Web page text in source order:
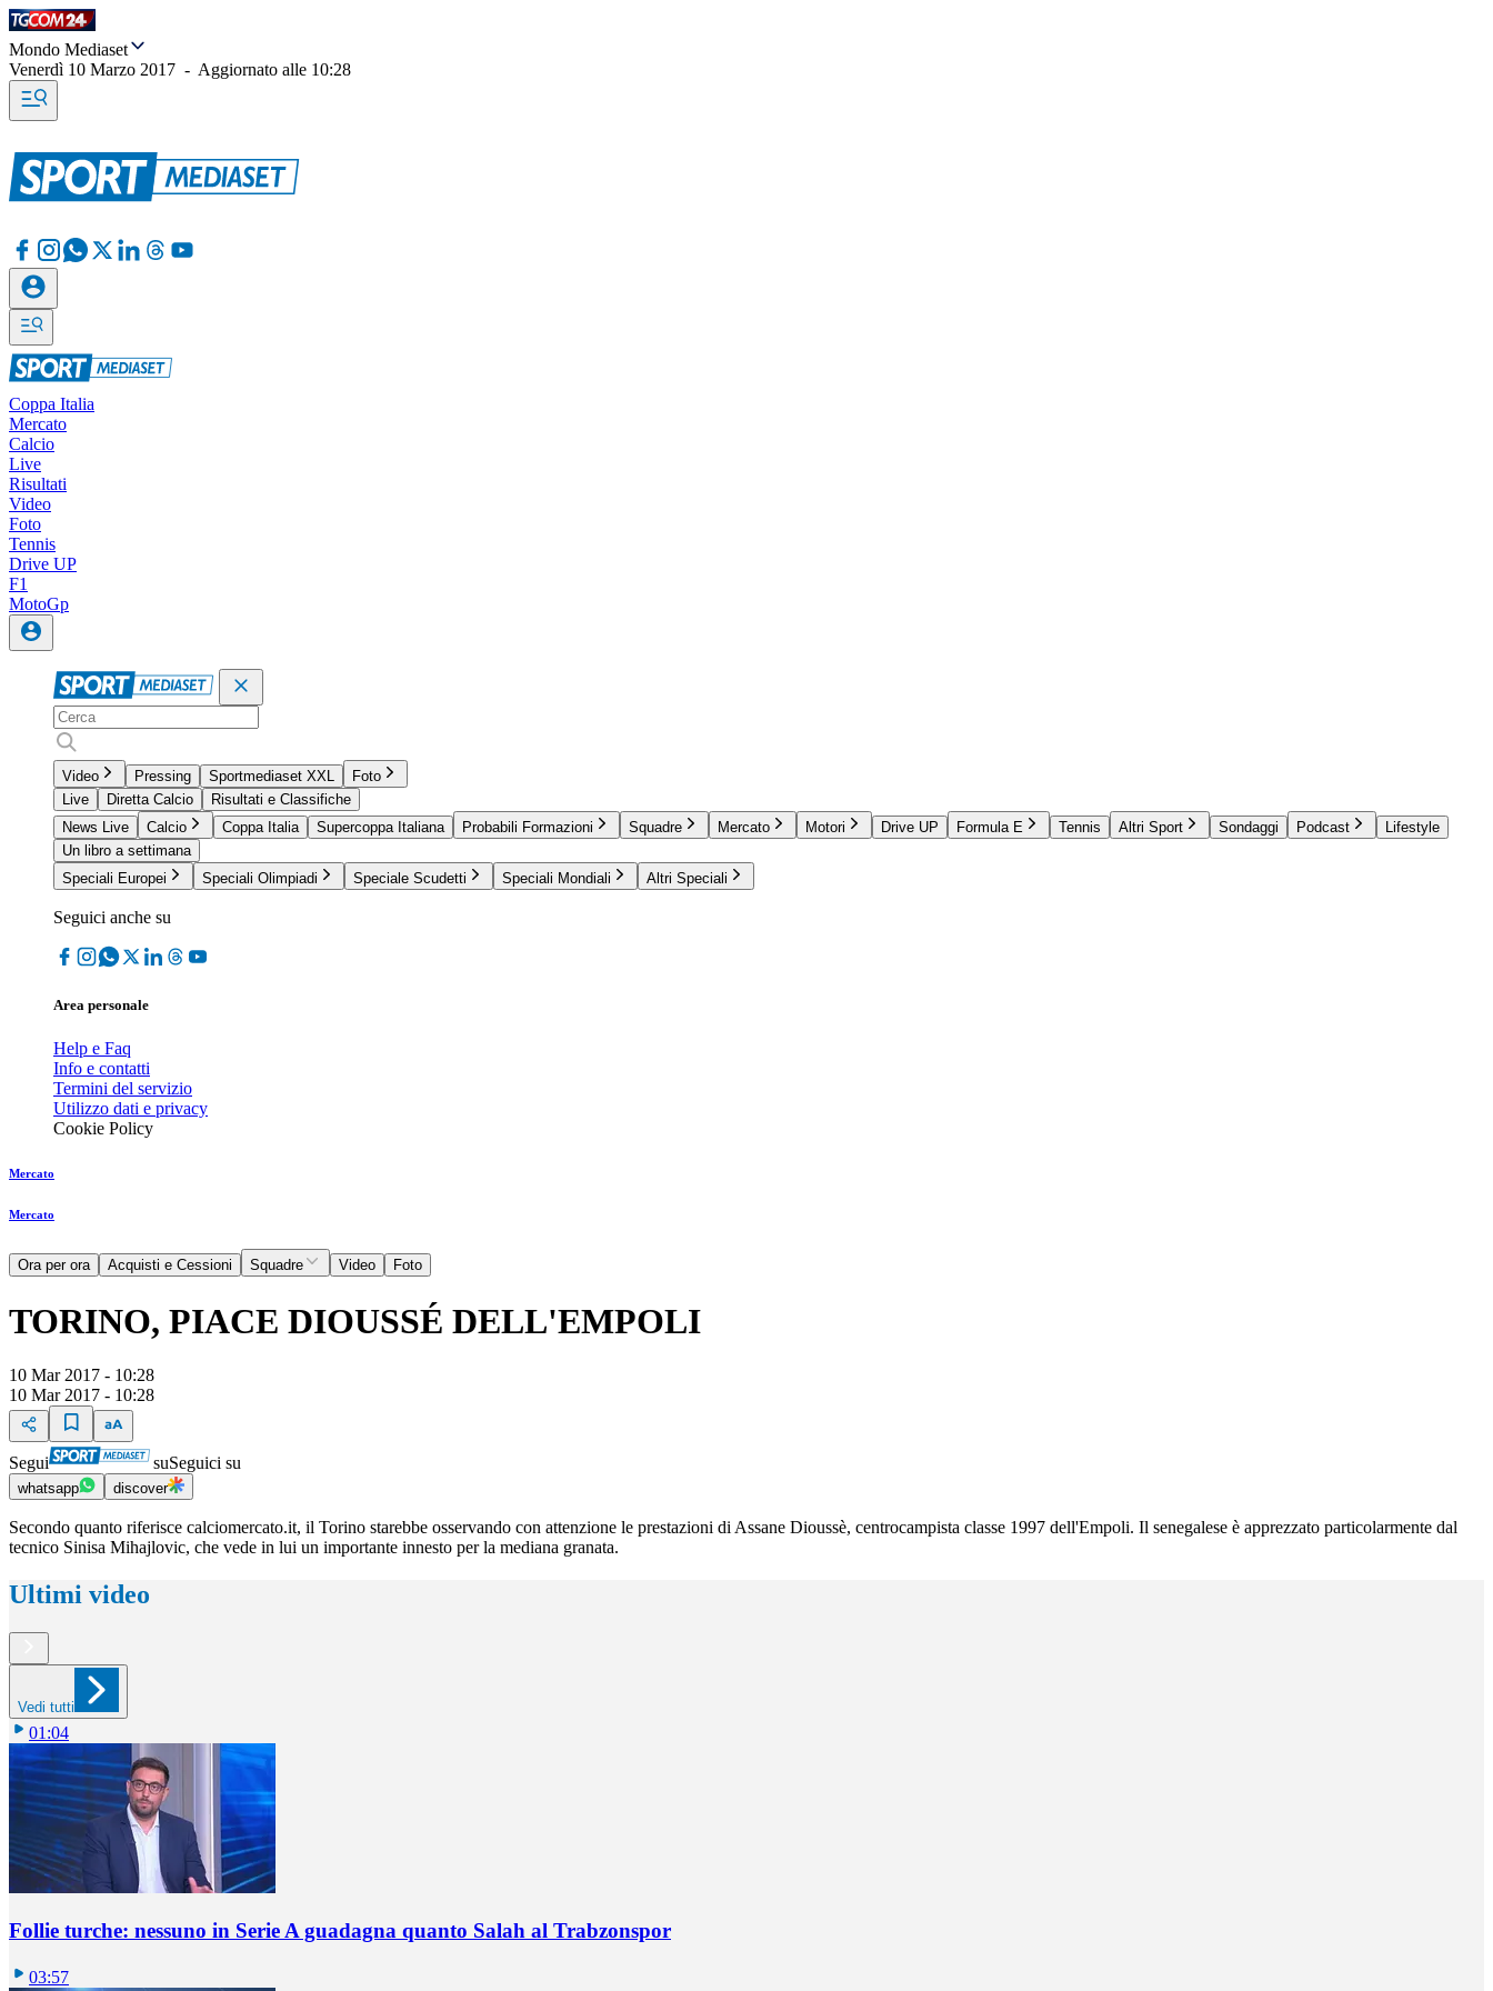
Mondo Mediaset
Venerdì 10 Marzo 2017 - Aggiornato alle 10:28
Coppa Italia
Mercato
Calcio
Live
Risultati
Video
Foto
Tennis
Drive UP
F1
MotoGp
Video Pressing Sportmediaset XXL
Foto
Live
Diretta Calcio
Risultati e Classifiche
News Live
Calcio Coppa Italia Supercoppa Italiana Probabili Formazioni Squadre Mercato Motori Drive UP Formula E Tennis Altri Sport Sondaggi Podcast
Lifestyle
Un libro a settimana
Speciali Europei
Speciali Olimpiadi Speciale Scudetti Speciali Mondiali Altri Speciali
Seguici anche su
Area personale
Help e Faq
Info e contatti
Termini del servizio
Utilizzo dati e privacy
Cookie Policy
Mercato
Mercato
Ora per ora Acquisti e Cessioni Squadre Video Foto
TORINO, PIACE DIOUSSÉ DELL'EMPOLI
10 Mar 2017 - 10:28
10 Mar 2017 - 10:28
Segui suSeguici su
whatsapp discover
Secondo quanto riferisce calciomercato.it, il Torino starebbe osservando con attenzione le prestazioni di Assane Dioussè, centrocampista classe 1997 dell'Empoli. Il senegalese è apprezzato particolarmente dal
tecnico Sinisa Mihajlovic, che vede in lui un importante innesto per la mediana granata.
Ultimi video
Vedi tutti
01:04
Follie turche: nessuno in Serie A guadagna quanto Salah al Trabzonspor
03:57